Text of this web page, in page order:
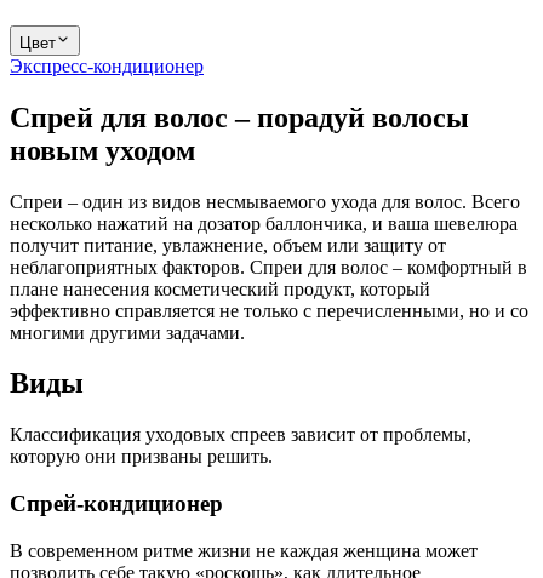
Цвет
Экспресс-кондиционер
Спрей для волос – порадуй волосы
новым уходом
Спреи – один из видов несмываемого ухода для волос. Всего
несколько нажатий на дозатор баллончика, и ваша шевелюра
получит питание, увлажнение, объем или защиту от
неблагоприятных факторов. Спреи для волос – комфортный в
плане нанесения косметический продукт, который
эффективно справляется не только с перечисленными, но и со
многими другими задачами.
Виды
Классификация уходовых спреев зависит от проблемы,
которую они призваны решить.
Спрей-кондиционер
В современном ритме жизни не каждая женщина может
позволить себе такую «роскошь», как длительное